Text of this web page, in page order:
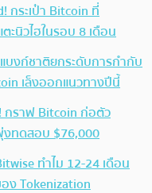
กระเป๋า Bitcoin ที่
ะนิวไฮในรอบ 8 เดือน
บงก์ชาติยกระดับการกำกับ
เล็งออกแนวทางปีนี้
กราฟ Bitcoin ก่อตัว
งทดสอบ $76,000
ทำไม 12-24 เดือน
ง Tokenization